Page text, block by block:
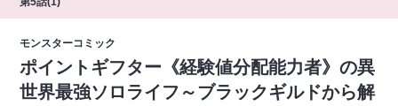
モンスターコミック
ポイントギフター《経験値分配能力者》の異
世界最強ソロライフ～ブラックギルドから解